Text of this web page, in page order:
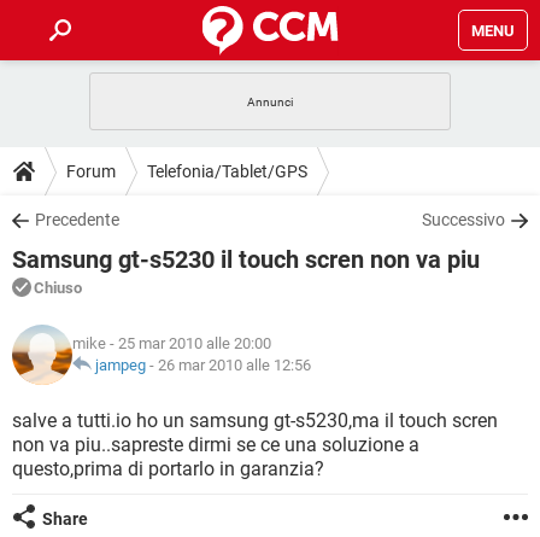
MENU
INTRATTENIMENTO ANDROID
iOS
INSTAGRAM WHATSAPP
TIKTOK
HARDWARE
GUIDE
COVID-19 GAMING
iOS
INSTAGRAM
TIKTOK FACEBOOK
DOWNLOAD
COVID-19 GAMING
INTRATTENIMENTO
iOS
INSTAGRAM
TIKTOK FACEBOOK
HARDWARE
FORUM
COVID-19
INTRATTENIMENTO ANDROID
INSTAGRAM WHATSAPP
HARDWARE
GLOSSARIO
COVID-19
INTRATTENIMENTO ANDROID
iOS WINDOWS 10
INSTAGRAM
Forum Telefonia/Tablet/GPS
Precedente Successivo
Samsung gt-s5230 il touch scren non va piu
Chiuso
mike - 25 mar 2010 alle 20:00
jampeg - 26 mar 2010 alle 12:56
salve a tutti.io ho un samsung gt-s5230,ma il touch scren
non va piu..sapreste dirmi se ce una soluzione a
questo,prima di portarlo in garanzia?
Share